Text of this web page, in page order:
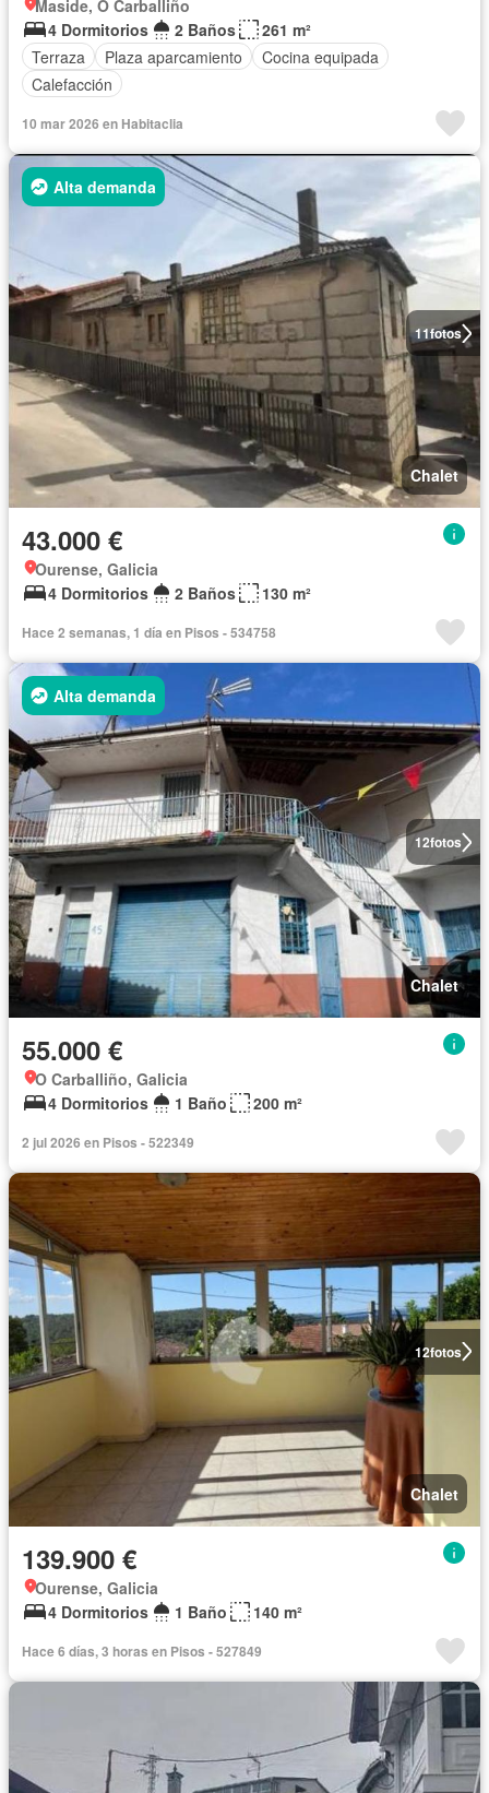
Maside, O Carballiño
4 Dormitorios
2 Baños
261 m²
Terraza
Plaza aparcamiento
Cocina equipada
Calefacción
10 mar 2026 en Habitaclia
11fotos
Alta demanda
Chalet
43.000 €
Ourense, Galicia
4 Dormitorios
2 Baños 130 m²
Hace 2 semanas, 1 día en Pisos - 534758
12fotos
Alta demanda
Chalet
55.000 €
O Carballiño, Galicia
4 Dormitorios
1 Baño 200 m²
2 jul 2026 en Pisos - 522349
12fotos
Chalet
139.900 €
Ourense, Galicia
4 Dormitorios
1 Baño 140 m²
Hace 6 días, 3 horas en Pisos - 527849